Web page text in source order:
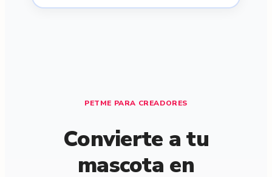
PETME PARA CREADORES
Convierte a tu
mascota en